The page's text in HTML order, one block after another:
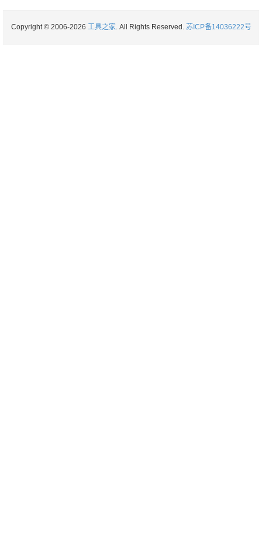
Copyright © 2006-2026 工具之家. All Rights Reserved. 苏ICP备14036222号